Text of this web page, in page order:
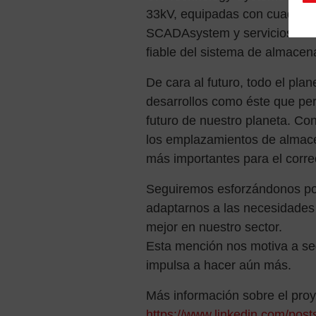
33kV, equipadas con
SCADAsystem y servicios
fiable del sistema de
De cara al futuro, todo el
desarrollos como éste que
futuro de nuestro planeta.
los emplazamientos de
más importantes para el
Seguiremos esforzándonos
adaptarnos a las
mejor en nuestro sector.
Esta mención nos motiva a
impulsa a hacer aún más.
Más información sobre el